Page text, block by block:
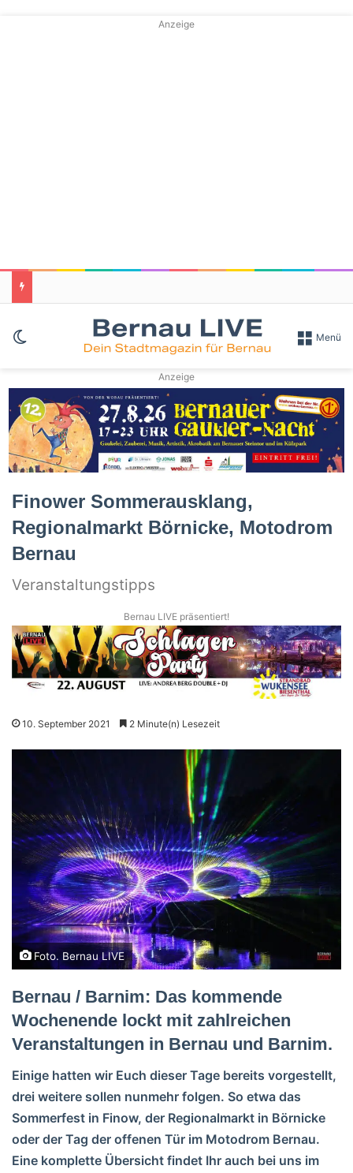
Anzeige
Skin umschalten Menü
Anzeige
Finower Sommerausklang,
Regionalmarkt Börnicke, Motodrom
Bernau
Veranstaltungstipps
Bernau LIVE präsentiert!
10. September 2021 2 Minute(n) Lesezeit
Foto. Bernau LIVE
Bernau / Barnim: Das kommende
Wochenende lockt mit zahlreichen
Veranstaltungen in Bernau und Barnim.
Einige hatten wir Euch dieser Tage bereits vorgestellt,
drei weitere sollen nunmehr folgen. So etwa das
Sommerfest in Finow, der Regionalmarkt in Börnicke
oder der Tag der offenen Tür im Motodrom Bernau.
Eine komplette Übersicht findet Ihr auch bei uns im